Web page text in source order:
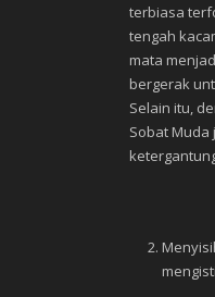
terbiasa
tengah
mata
bergerak
Selain itu,
Sobat Muda